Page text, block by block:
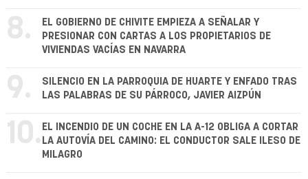
8.
EL GOBIERNO DE CHIVITE EMPIEZA A SEÑALAR Y
PRESIONAR CON CARTAS A LOS PROPIETARIOS DE
VIVIENDAS VACÍAS EN NAVARRA
9.
SILENCIO EN LA PARROQUIA DE HUARTE Y ENFADO TRAS
LAS PALABRAS DE SU PÁRROCO, JAVIER AIZPÚN
10. EL INCENDIO DE UN COCHE EN LA A-12 OBLIGA A CORTAR
LA AUTOVÍA DEL CAMINO: EL CONDUCTOR SALE ILESO DE
MILAGRO